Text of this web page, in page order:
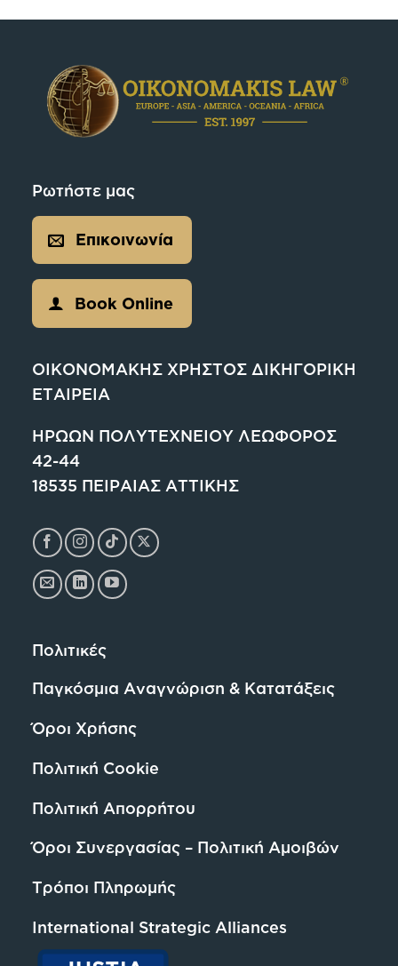
Ρωτήστε μας
Επικοινωνία
Book Online
ΟΙΚΟΝΟΜΑΚΗΣ ΧΡΗΣΤΟΣ ΔΙΚΗΓΟΡΙΚΗ
ΕΤΑΙΡΕΙΑ
ΗΡΩΩΝ ΠΟΛΥΤΕΧΝΕΙΟΥ ΛΕΩΦΟΡΟΣ
42-44
18535 ΠΕΙΡΑΙΑΣ ΑΤΤΙΚΗΣ
Πολιτικές
Παγκόσμια Αναγνώριση & Κατατάξεις
Όροι Χρήσης
Πολιτική Cookie
Πολιτική Απορρήτου
Όροι Συνεργασίας – Πολιτική Αμοιβών
Τρόποι Πληρωμής
International Strategic Alliances